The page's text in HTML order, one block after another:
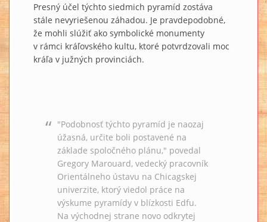
Presný účel týchto siedmich pyramíd zostáva
stále nevyriešenou záhadou. Je pravdepodobné,
že mohli slúžiť ako symbolické monumenty
v rámci kráľovského kultu, ktoré potvrdzovali moc
kráľa v južných provinciách.
"Podobnosť týchto pyramíd je naozaj
úžasná, určite boli postavené na
základe spoločného plánu," povedal
Gregory Marouard, vedecký pracovník
Orientálneho ústavu na Chicagskej
univerzite, ktorý viedol práce na
výskume pyramídy v blízkosti Edfu.
Na východnej strane novo odkrytej